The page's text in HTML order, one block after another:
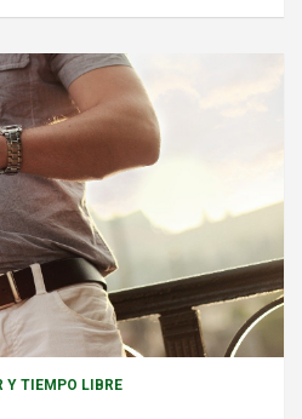
Y TIEMPO LIBRE